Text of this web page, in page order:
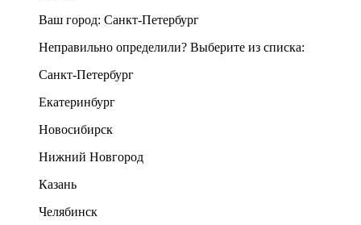
Ваш город: Санкт-Петербург
Неправильно определили? Выберите из списка:
Санкт-Петербург
Екатеринбург
Новосибирск
Нижний Новгород
Казань
Челябинск